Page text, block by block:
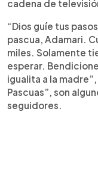
cadena de
“Dios guíe tus
pascua, Adamari.
miles. Solamente
esperar.
igualita a la
Pascuas”, son
seguidores.